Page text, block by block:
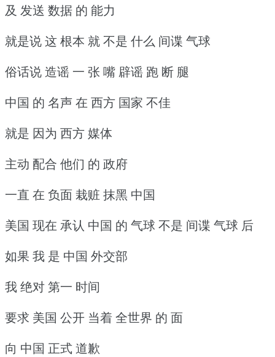
及 发送 数据 的 能力
就是说 这 根本 就 不是 什么 间谍 气球
俗话说 造谣 一 张 嘴 辟谣 跑 断 腿
中国 的 名声 在 西方 国家 不佳
就是 因为 西方 媒体
主动 配合 他们 的 政府
一直 在 负面 栽赃 抹黑 中国
美国 现在 承认 中国 的 气球 不是 间谍 气球 后
如果 我 是 中国 外交部
我 绝对 第一 时间
要求 美国 公开 当着 全世界 的 面
向 中国 正式 道歉